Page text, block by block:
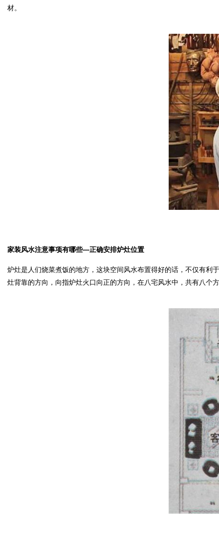
材。
家装风水注意事项有哪些—正确安排炉灶位置
炉灶是人们烧菜煮饭的地方，这块空间风水布置得好的话，不仅有
灶背靠的方向，向指炉灶火口向正的方向，在八宅风水中，共有八个